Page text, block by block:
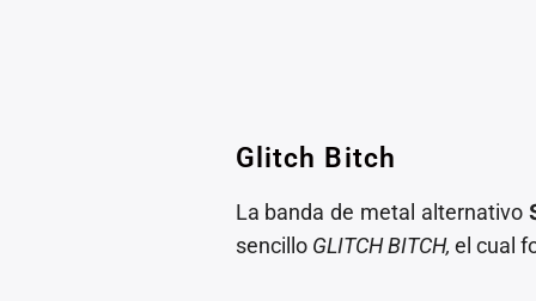
Glitch Bitch
La banda de metal alternativo
sencillo GLITCH BITCH, el cual